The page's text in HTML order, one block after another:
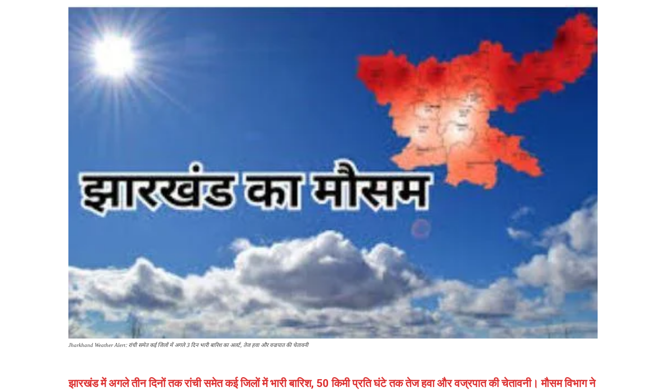
Jharkhand Weather Alert: रांची समेत कई जिलों में अगले 3 दिन भारी बारिश का अलर्ट, तेज हवा और वज्रपात की चेतावनी
झारखंड में अगले तीन दिनों तक रांची समेत कई जिलों में भारी बारिश, 50 किमी प्रति घंटे तक तेज हवा और वज्रपात की चेतावनी। मौसम विभाग ने